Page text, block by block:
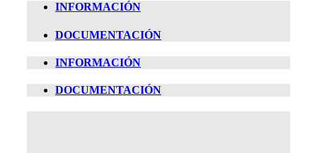
INFORMACIÓN
DOCUMENTACIÓN
INFORMACIÓN
DOCUMENTACIÓN